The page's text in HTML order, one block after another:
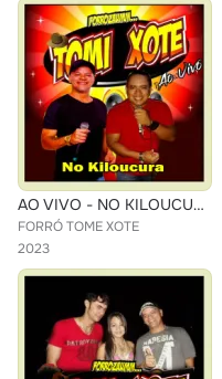
AO VIVO - NO KILOUCURA
FORRÓ TOME XOTE
2023